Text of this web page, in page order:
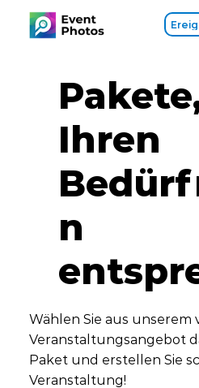
Ihren
n
Wählen Sie aus unserem
Veranstaltungsangebot
Paket und erstellen Sie
Veranstaltung!